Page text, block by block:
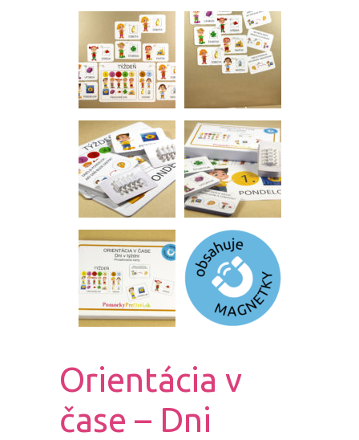
Orientácia v
čase – Dni